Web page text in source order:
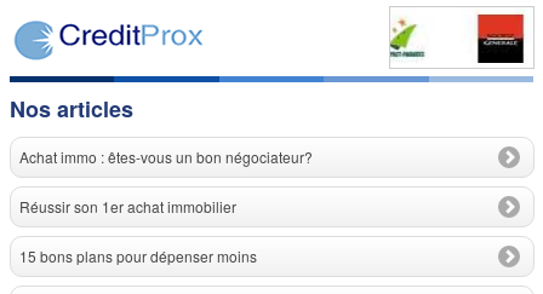
Nos articles
Achat immo : êtes-vous un bon négociateur?
Réussir son 1er achat immobilier
15 bons plans pour dépenser moins